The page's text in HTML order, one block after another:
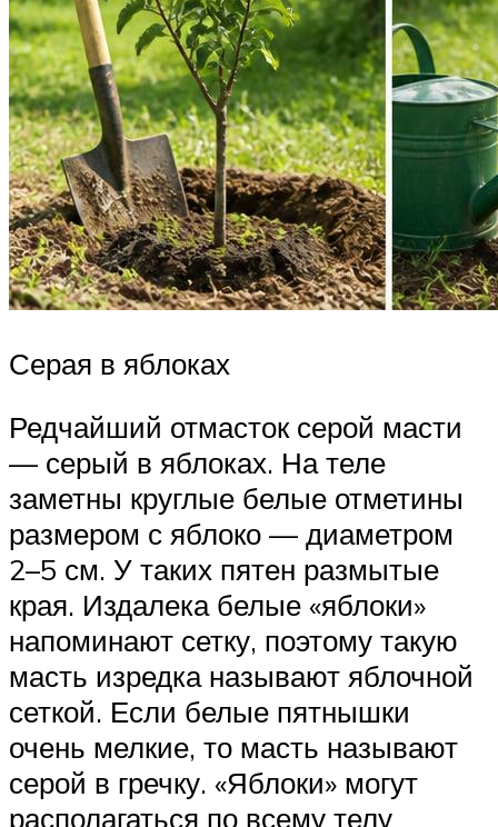
Серая в яблоках
Редчайший отмасток серой масти
— серый в яблоках. На теле
заметны круглые белые отметины
размером с яблоко — диаметром
2–5 см. У таких пятен размытые
края. Издалека белые «яблоки»
напоминают сетку, поэтому такую
масть изредка называют яблочной
сеткой. Если белые пятнышки
очень мелкие, то масть называют
серой в гречку. «Яблоки» могут
располагаться по всему телу